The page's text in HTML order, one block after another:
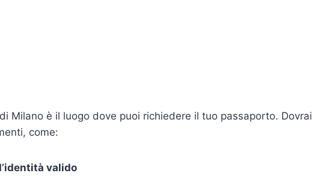
Milano è il luogo dove puoi richiedere il tuo passaporto. Dovrai
come:
valido